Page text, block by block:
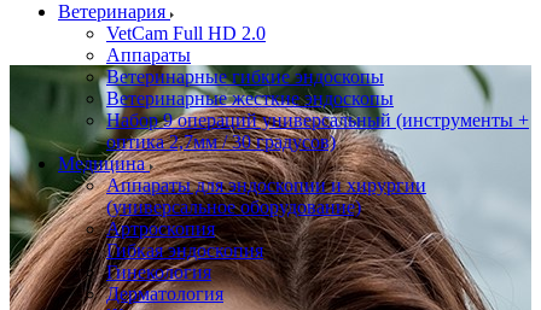
Ветеринария
VetCam Full HD 2.0
Аппараты
Ветеринарные гибкие эндоскопы
Ветеринарные жесткие эндоскопы
Набор 9 операций универсальный (инструменты +
оптика 2,7мм / 30 градусов)
Медицина
Аппараты для эндоскопии и хирургии
(универсальное оборудование)
Артроскопия
Гибкая эндоскопия
Гинекология
Дерматология